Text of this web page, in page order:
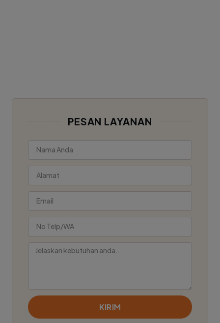
PESAN LAYANAN
KIRIM